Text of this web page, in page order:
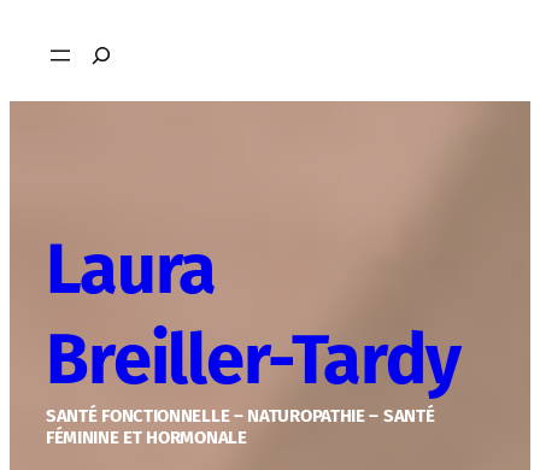
Laura
Breiller-Tardy
SANTÉ FONCTIONNELLE – NATUROPATHIE – SANTÉ
FÉMININE ET HORMONALE